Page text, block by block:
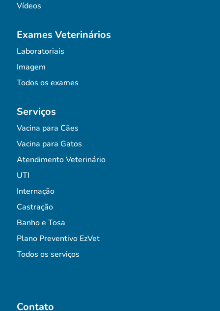
Vídeos
Exames Veterinários
Laboratoriais
Imagem
Todos os exames
Serviços
Vacina para Cães
Vacina para Gatos
Atendimento Veterinário
UTI
Internação
Castração
Banho e Tosa
Plano Preventivo EzVet
Todos os serviços
Contato